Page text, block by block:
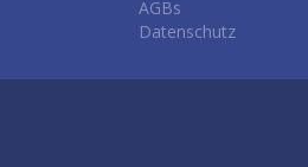
AGBs
Datenschutz